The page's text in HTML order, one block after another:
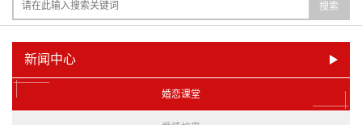
搜索
新闻中心
婚恋课堂